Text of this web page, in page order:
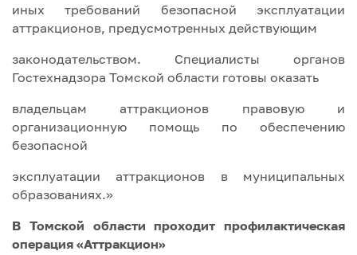
иных требований безопасной эксплуатации
аттракционов, предусмотренных действующим
законодательством. Специалисты органов
Гостехнадзора Томской области готовы оказать
владельцам аттракционов правовую и
организационную помощь по обеспечению
безопасной
эксплуатации аттракционов в муниципальных
образованиях.»
В Томской области проходит профилактическая
операция «Аттракцион»